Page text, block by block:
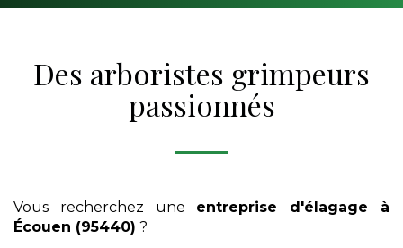
Des arboristes grimpeurs
passionnés
Vous recherchez une entreprise d'élagage
à
Écouen (95440) ?